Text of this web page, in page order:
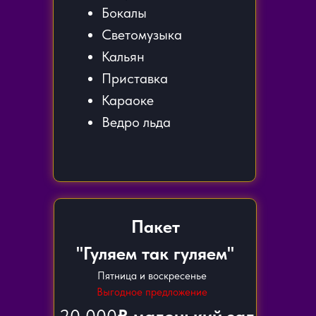
Пакет
"Гуляем так гуляем"
Пятница и воскресенье
Выгодное предложение
Бокалы
Светомузыка
Кальян
Приставка
Караоке
Ведро льда